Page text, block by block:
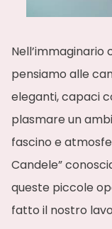
Nell’immaginario
pensiamo alle
eleganti, capaci
plasmare un
fascino e
Candele”
queste piccole
fatto il nostro